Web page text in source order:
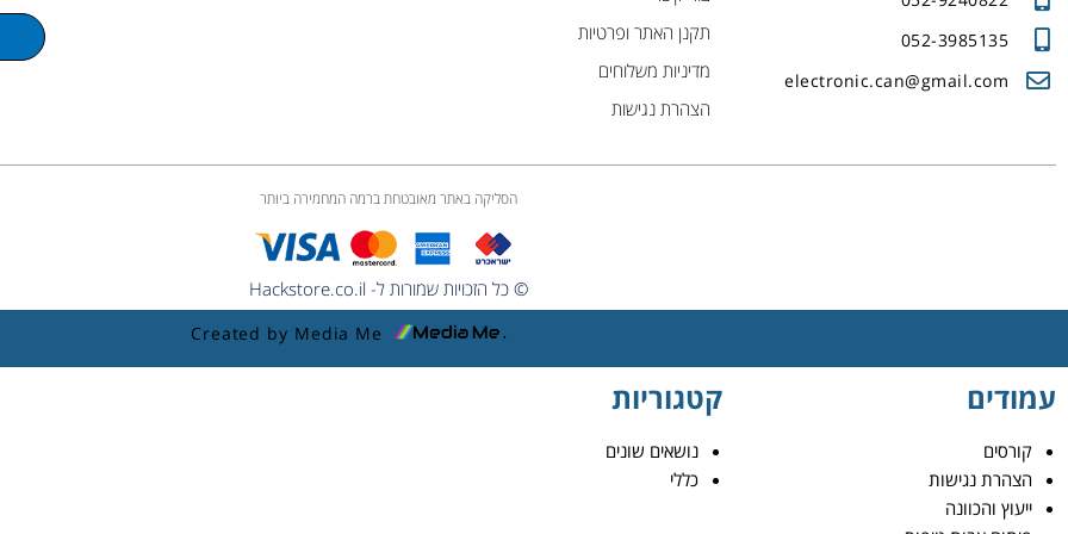
052-3985135
electronic.can@gmail.com
תקנן האתר ופרטיות
מדיניות משלוחים
הצהרת נגישות
הסליקה באתר מאובטחת ברמה המחמירה ביותר
© כל הזכויות שמורות ל- Hackstore.co.il
Created by Media Me
עמודים
קורסים
הצהרת נגישות
ייעוץ והכוונה
קטגוריות
נושאים שונים
כללי